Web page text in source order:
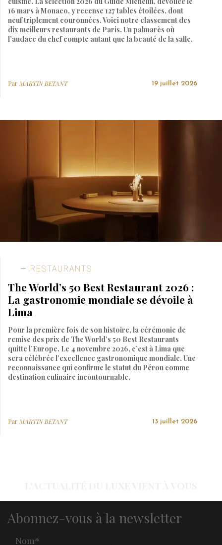
16 mars à Monaco, y recense 127 tables étoilées, dont
neuf triplement couronnées. Voici notre classement des
dix meilleurs restaurants de Paris. Un palmarès où
l’audace du chef compte autant que la beauté de la salle.
ParMARTIN BETANT 19 juillet 2026
RESTAURANTS
The World’s 50 Best Restaurant 2026 :
La gastronomie mondiale se dévoile à
Lima
Pour la première fois de son histoire, la cérémonie de
remise des prix de The World’s 50 Best Restaurants
quitte l’Europe. Le 4 novembre 2026, c’est à Lima que
sera célébrée l’excellence gastronomique mondiale. Une
reconnaissance qui confirme le statut du Pérou comme
destination culinaire incontournable.
Par MARTIN BETANT 13 juillet 2026
Abonnez-vous à la newsletter